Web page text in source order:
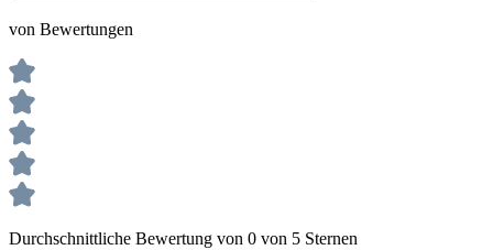
von Bewertungen
Durchschnittliche Bewertung von 0 von 5 Sternen